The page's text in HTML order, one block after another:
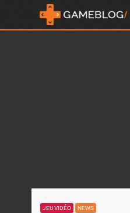
JEU VIDÉO NEWS